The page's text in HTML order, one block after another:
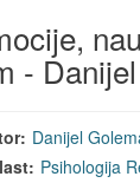
-
Danijel
Psihologija